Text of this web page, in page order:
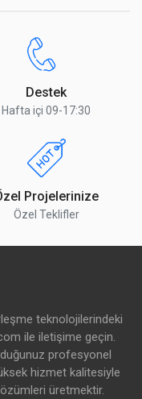
Destek
Hafta içi 09-17:30
Projelerinize
Özel Teklifler
teknolojilerindeki
ile iletişime geçin.
profesyonel
hizmet kalitesiyle
üretmektir.